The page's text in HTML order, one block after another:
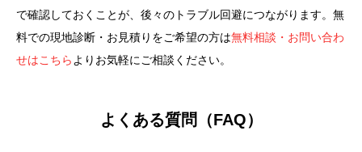
で確認しておくことが、後々のトラブル回避につながります。無
料での現地診断・お見積りをご希望の方は無料相談・お問い合わ
せはこちら よりお気軽にご相談ください。
よくある質問（FAQ）